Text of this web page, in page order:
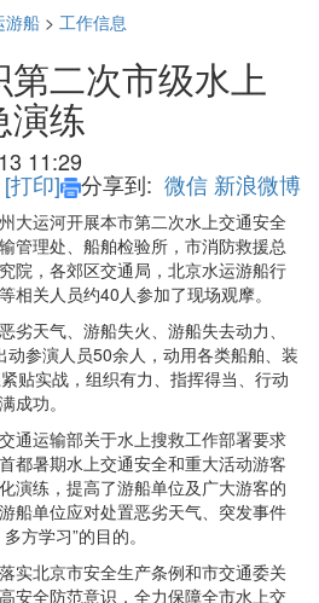
游船 > 工作信息
二次市级水上
演练
11:29
[打印] 分享到: 微信 新浪微博
大运河开展本市第二次水上交通安全
管理处、船舶检验所，市消防救援总
院，各郊区交通局，北京水运游船行
相关人员约40人参加了现场观摩。
劣天气、游船失火、游船失去动力、
参演人员50余人，动用各类船舶、装
贴实战，组织有力、指挥得当、行动
成功。
通运输部关于水上搜救工作部署要求
都暑期水上交通安全和重大活动游客
演练，提高了游船单位及广大游客的
船单位应对处置恶劣天气、突发事件
方学习”的目的。
实北京市安全生产条例和市交通委关
安全防范意识，全力保障全市水上交